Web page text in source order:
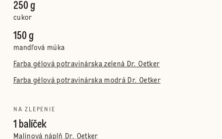
250 g
cukor
150 g
mandľová múka
Farba gélová potravinárska zelená Dr. Oetker
Farba gélová potravinárska modrá Dr. Oetker
NA ZLEPENIE
1 balíček
Malinová náplň Dr. Oetker